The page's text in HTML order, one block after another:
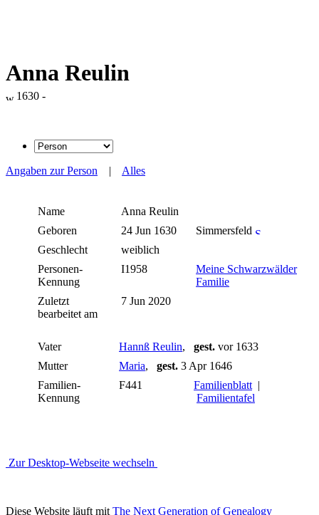
Anna Reulin
1630 -
Angaben zur Person | Alles
Name Anna Reulin
Geboren
24 Jun 1630
Simmersfeld
Geschlecht
weiblich
Personen-
Kennung
I1958
Meine Schwarzwälder
Familie
Zuletzt
bearbeitet am
7 Jun 2020
Vater Hannß Reulin, gest. vor 1633
Mutter
Maria, gest. 3 Apr 1646
Familien-
Kennung
F441 Familienblatt|
Familientafel
Zur Desktop-Webseite wechseln
Diese Website läuft mitThe Next Generation of Genealogy